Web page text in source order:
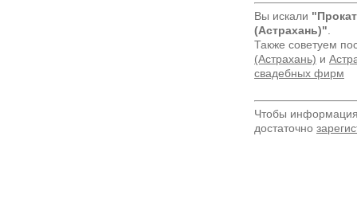
Вы искали
(Астрахань)"
Также советуем
(Астрахань) и
свадебных фирм
Чтобы
достаточно